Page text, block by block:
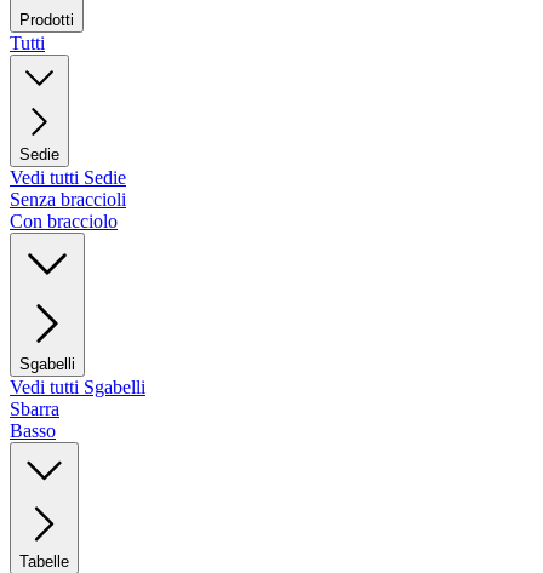
Prodotti
Tutti
Sedie
Vedi tutti Sedie
Senza braccioli
Con bracciolo
Sgabelli
Vedi tutti Sgabelli
Sbarra
Basso
Tabelle